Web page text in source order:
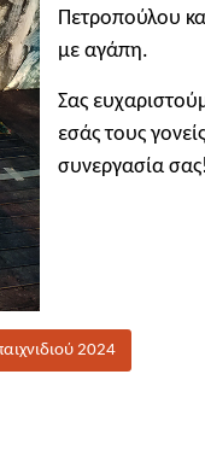
Πετροπούλου
με αγάπη.
Σας
εσάς τους
συνεργασία σας!
2024